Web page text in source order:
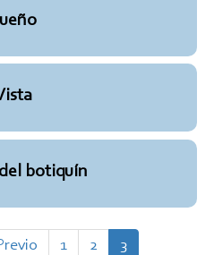
botiquín
Page
1 Page
2
Página
3